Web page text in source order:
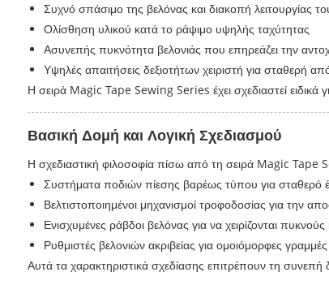
Συχνό σπάσιμο της βελόνας και διακοπή λειτουργίας
Ολίσθηση υλικού κατά το ράψιμο υψηλής ταχύτητας
Ασυνεπής πυκνότητα βελονιάς που επηρεάζει την
Υψηλές απαιτήσεις δεξιοτήτων χειριστή για σταθερή
Η σειρά Magic Tape Sewing Series έχει σχεδιαστεί
Βασική Δομή και Λογική Σχεδιασμού
Η σχεδιαστική φιλοσοφία πίσω από τη σειρά Magic Tape
Συστήματα ποδιών πίεσης βαρέως τύπου για σταθερό
Βελτιστοποιημένοι μηχανισμοί τροφοδοσίας για την
Ενισχυμένες ράβδοι βελόνας για να χειρίζονται
Ρυθμιστές βελονιών ακριβείας για ομοιόμορφες
Αυτά τα χαρακτηριστικά σχεδίασης επιτρέπουν τη